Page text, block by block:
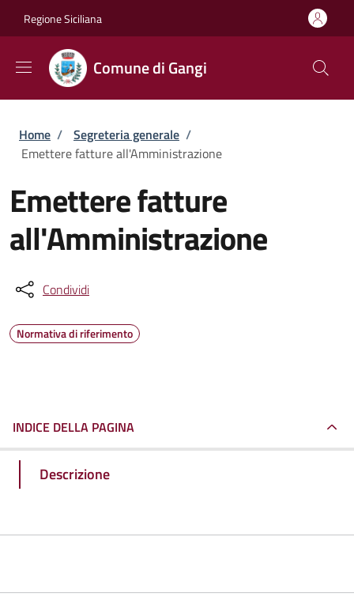
Regione Siciliana
Comune di Gangi
Briciole di pane
Home / Segreteria generale /
Emettere fatture all'Amministrazione
Emettere fatture
all'Amministrazione
Condividi
Normativa di riferimento
INDICE DELLA PAGINA
Descrizione